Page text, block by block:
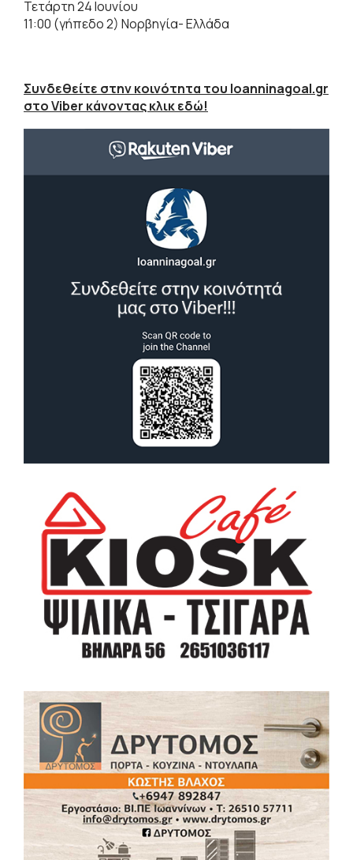
Τετάρτη 24 Ιουνίου
11:00 (γήπεδο 2) Νορβηγία- Ελλάδα
Συνδεθείτε στην κοινότητα του Ioanninagoal.gr
στο Viber κάνοντας κλικ εδώ!